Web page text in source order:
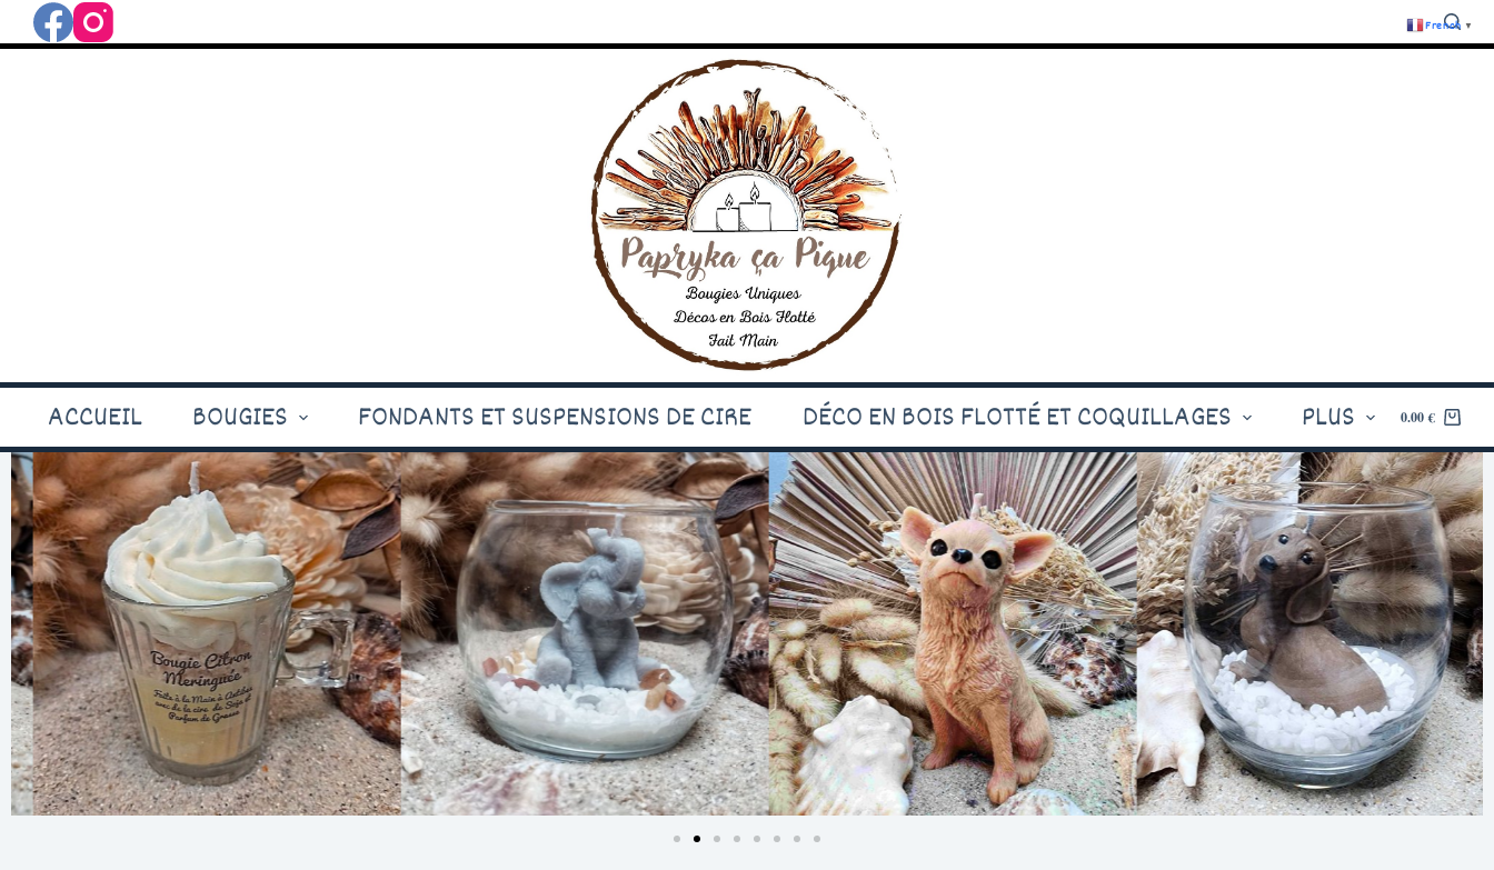
ACCUEIL BOUGIES FONDANTS ET SUSPENSIONS DE CIRE DÉCO EN BOIS FLOTTÉ ET COQUILLAGES PLUS 0.00€
Bougie originale
French ▼